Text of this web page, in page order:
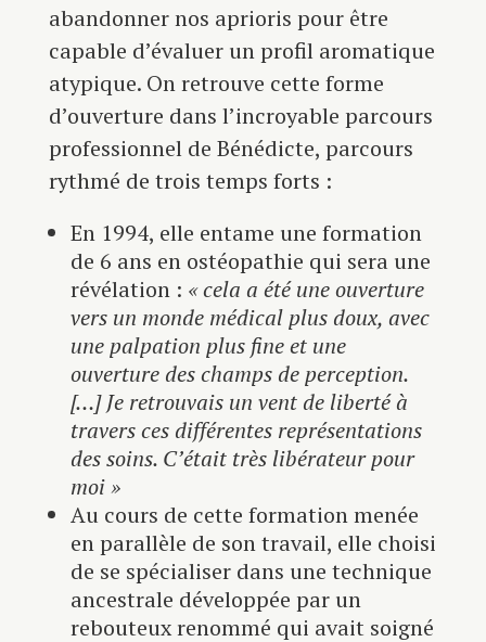
abandonner nos aprioris pour être
capable d’évaluer un profil aromatique
atypique. On retrouve cette forme
d’ouverture dans l’incroyable parcours
professionnel de Bénédicte, parcours
rythmé de trois temps forts :
En 1994, elle entame une formation
de 6 ans en ostéopathie qui sera une
révélation : « cela a été une ouverture
vers un monde médical plus doux, avec
une palpation plus fine et une
ouverture des champs de perception.
[…] Je retrouvais un vent de liberté à
travers ces différentes représentations
des soins. C’était très libérateur pour
moi »
Au cours de cette formation menée
en parallèle de son travail, elle choisi
de se spécialiser dans une technique
ancestrale développée par un
rebouteux renommé qui avait soigné